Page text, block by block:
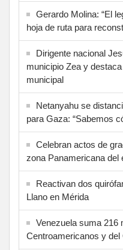
Gerardo Molina: “El
hoja de ruta para
Dirigente nacional
municipio Zea y
municipal
Netanyahu se
para Gaza: “Sabemos
Celebran actos de
zona Panamericana del
Reactivan dos
Llano en Mérida
Venezuela suma 216
Centroamericanos y del